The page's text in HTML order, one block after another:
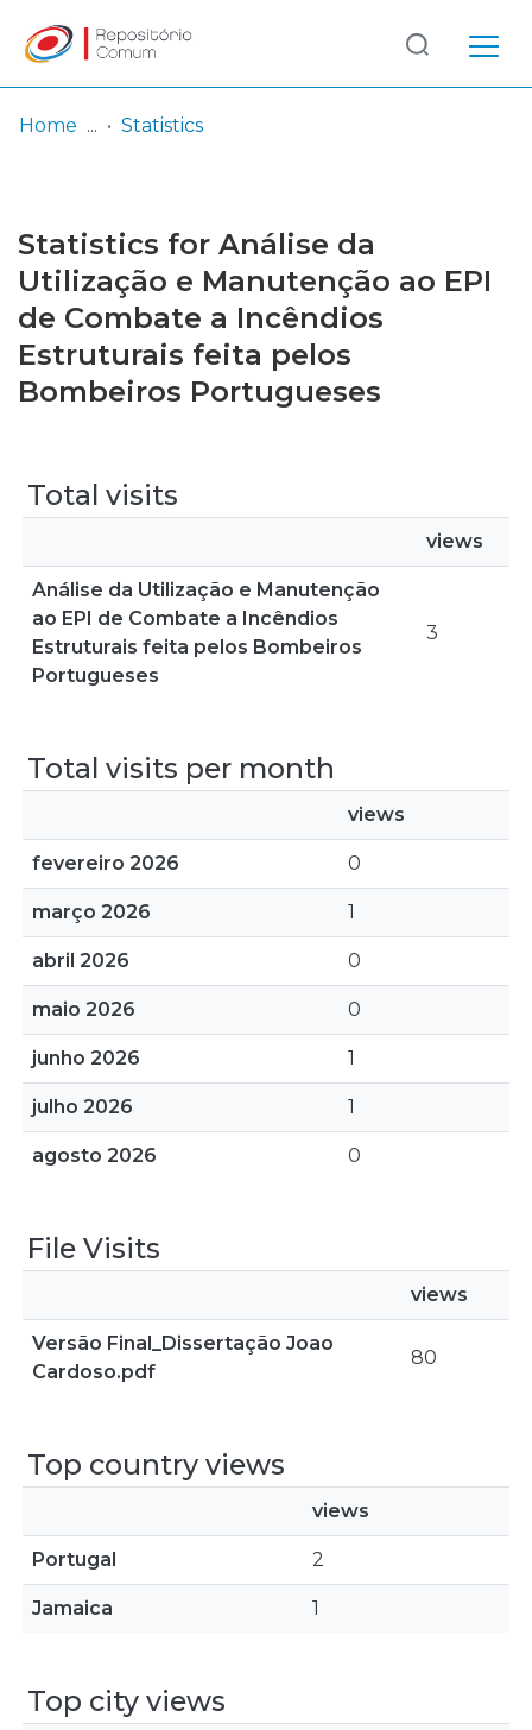
Browse repository
Entities
Log
In
(current)
Home Statistics
Statistics for Análise da
Utilização e Manutenção ao EPI
de Combate a Incêndios
Estruturais feita pelos
Bombeiros Portugueses
Total visits
views
Análise da Utilização e Manutenção
ao EPI de Combate a Incêndios
Estruturais feita pelos Bombeiros
Portugueses
3
Total visits per month
views
fevereiro 2026 0
março 2026 1
abril 2026 0
maio 2026 0
junho 2026 1
julho 2026 1
agosto 2026 0
File Visits
views
Versão Final_Dissertação Joao
Cardoso.pdf
80
Top country views
views
Portugal 2
Jamaica 1
Top city views